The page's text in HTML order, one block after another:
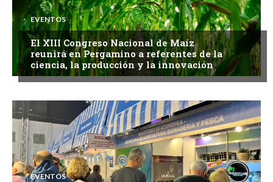
EVENTOS
El XIII Congreso Nacional de Maíz
reunirá en Pergamino a referentes de la
ciencia, la producción y la innovación
EVENTOS